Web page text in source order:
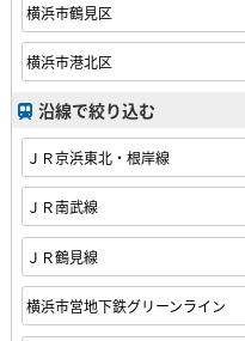
横浜市鶴見区
横浜市港北区
沿線で絞り込む
ＪＲ京浜東北・根岸線
ＪＲ南武線
ＪＲ鶴見線
横浜市営地下鉄グリーンライン